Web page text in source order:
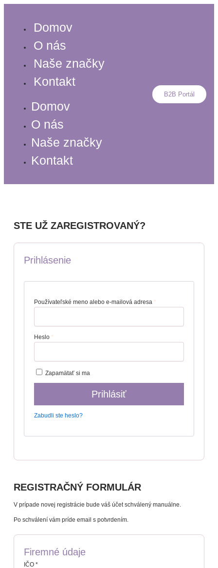
Preskočiť
Domov
O nás
Naše značky
Kontakt
Domov
O nás
Naše značky
Kontakt
B2B Portál
STE UŽ ZAREGISTROVANÝ?
Prihlásenie
Používateľské meno alebo e-mailová adresa *
Heslo *
Zapamätať si ma
Prihlásiť
Zabudli ste heslo?
REGISTRAČNÝ FORMULÁR
V prípade novej registrácie bude váš účet schválený manuálne.
Po schválení vám príde email s potvrdením.
Firemné údaje
IČO *